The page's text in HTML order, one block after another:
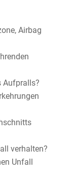
Airbag
Aufpralls?
verhalten?
Unfall